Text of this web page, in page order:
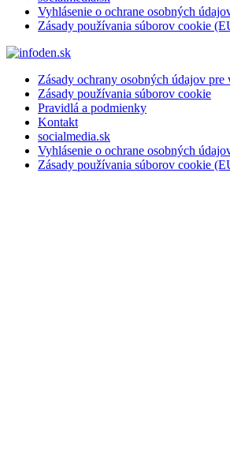
Vyhlásenie o ochrane osobných
Zásady používania súborov cookie
Zásady ochrany osobných údajov pre
Zásady používania súborov cookie
Pravidlá a podmienky
Kontakt
socialmedia.sk
Vyhlásenie o ochrane osobných
Zásady používania súborov cookie